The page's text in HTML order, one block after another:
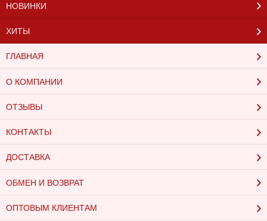
НОВИНКИ
ХИТЫ
ГЛАВНАЯ
О КОМПАНИИ
ОТЗЫВЫ
КОНТАКТЫ
ДОСТАВКА
ОБМЕН И ВОЗВРАТ
ОПТОВЫМ КЛИЕНТАМ